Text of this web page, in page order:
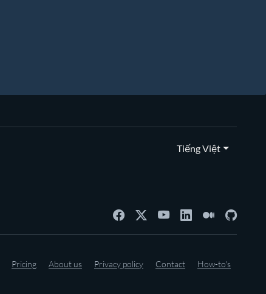
Tiếng Việt
Pricing About us Privacy policy Contact How-to's